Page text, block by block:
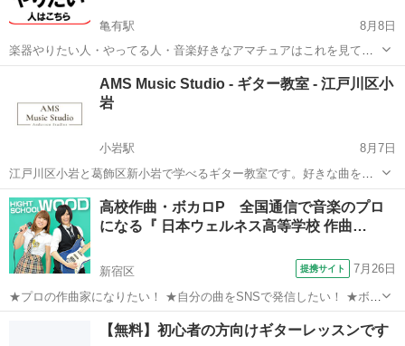
亀有駅
8月8日
楽器やりたい人・やってる人・音楽好きなアマチュアはこれを見て！
■ドラマーちゃーりーです。 僕は小規模イベントも主催しています。
さて、 ・楽器やりたい ・楽譜は読めない ・習う気はない ・昔ちょ
っ...
亀有駅 その他 セッション
AMS Music Studio - ギター教室 - 江戸川区小
岩
小岩駅
8月7日
江戸川区小岩と葛飾区新小岩で学べるギター教室です。好きな曲を弾
いて楽しく上達できるギター教室でどの音楽教室よりも安い料金と丁
寧なレッスンで生徒様からもご好評いただいております。生徒の９割
はギター初心者です。小岩駅南口から徒歩...
東京 江戸川区 小岩駅 ギター 音楽教室
高校作曲・ボカロP 全国通信で音楽のプロ
になる『 日本ウェルネス高等学校 作曲…
新宿区 提携サイト 7月26日
★プロの作曲家になりたい！ ★自分の曲をSNSで発信したい！ ★ボカ
ロPが目標 ★シンガーソングライターも視野に入れている 最近は高校
生から作曲を学ぶ人が増えてきました。 では、実際にプロになるには
ピアノ
【無料】初心者の方向けギターレッスンです